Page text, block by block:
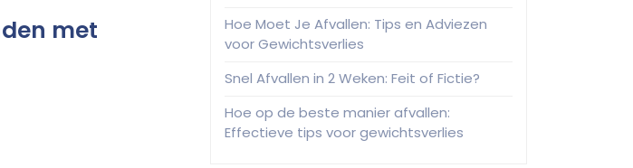
met
Hoe Moet Je Afvallen: Tips en Adviezen
voor Gewichtsverlies
Snel Afvallen in 2 Weken: Feit of Fictie?
Hoe op de beste manier afvallen:
Effectieve tips voor gewichtsverlies